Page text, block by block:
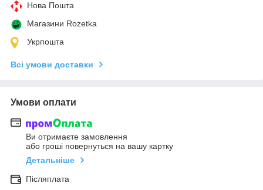
Нова Пошта
Магазини Rozetka
Укрпошта
Всі умови доставки
Умови оплати
Ви отримаєте замовлення
або гроші повернуться на вашу картку
Детальніше
Післяплата